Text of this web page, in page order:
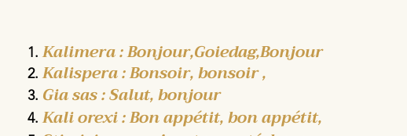
Kalimera : Bonjour,Goiedag,Bonjour
Kalispera : Bonsoir, bonsoir,
Gia sas : Salut, bonjour
Kali orexi : Bon appétit, bon appétit,